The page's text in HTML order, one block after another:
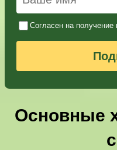
Согласен на получение
Основные